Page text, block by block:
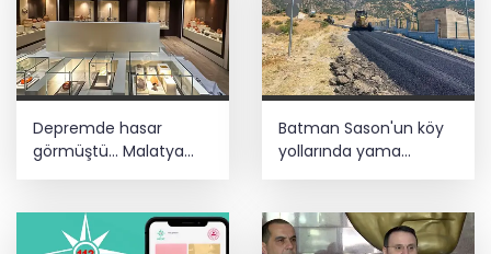
Türk F-16'ları NATO görevi için
Estonya'da... MSB yerli savunma
sistemleriyle güçleniyor
Fındık alım fiyatları açıklandı... Alımlar
24 Ağustos'ta başlıyor
Çiçek'i kesin ihraç talebiyle disipline
sevk etti
Depremde hasar
görmüştü... Malatya
Batman Sason'un köy
yollarında yama